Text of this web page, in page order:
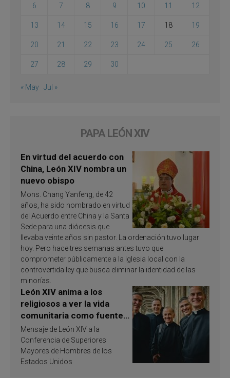
6 7 8 9 10 11 12
13 14 15 16 17 18 19
20 21 22 23 24 25 26
27 28 29 30
« May Jul »
PAPA LEÓN XIV
En virtud del acuerdo con
China, León XIV nombra un
nuevo obispo
Mons. Chang Yanfeng, de 42
años, ha sido nombrado en virtud
del Acuerdo entre China y la Santa
Sede para una diócesis que
llevaba veinte años sin pastor. La ordenación tuvo lugar
hoy. Pero hace tres semanas antes tuvo que
comprometer públicamente a la Iglesia local con la
controvertida ley que busca eliminar la identidad de las
minorías.
León XIV anima a los
religiosos a ver la vida
comunitaria como fuente
de inspiración y
santificación
Mensaje de León XIV a la
Conferencia de Superiores
Mayores de Hombres de los
Estados Unidos